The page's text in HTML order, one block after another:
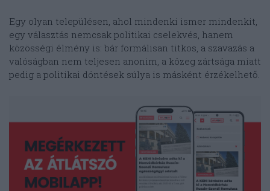
Egy olyan településen, ahol mindenki ismer mindenkit,
egy választás nemcsak politikai cselekvés, hanem
közösségi élmény is: bár formálisan titkos, a szavazás a
valóságban nem teljesen anonim, a közeg zártsága miatt
pedig a politikai döntések súlya is másként érzékelhető.